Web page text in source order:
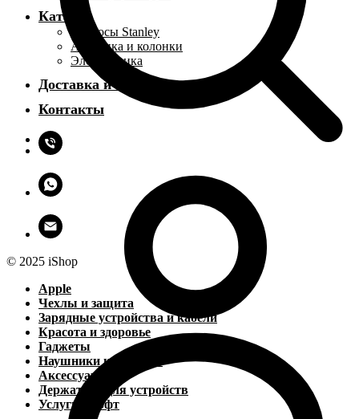
Каталог
Термосы Stanley
Акустика и колонки
Электроника
Доставка и оплата
Контакты
© 2025 iShop
Apple
Чехлы и защита
Зарядные устройства и кабели
Красота и здоровье
Гаджеты
Наушники и колонки
Аксессуары
Держатели для устройств
Услуги и софт